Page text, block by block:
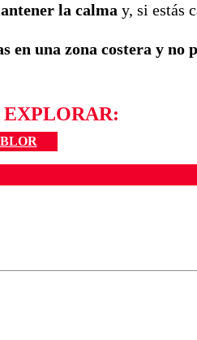
la calma y, si estás
en una zona costera y no
EXPLORAR: